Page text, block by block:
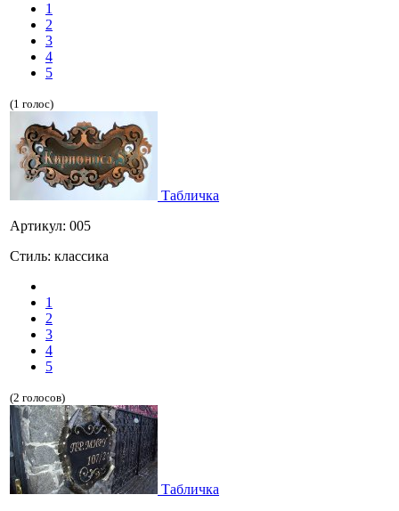
1
2
3
4
5
(1 голос)
Табличка
Артикул: 005
Стиль: классика
1
2
3
4
5
(2 голосов)
Табличка